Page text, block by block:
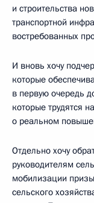
и строительства
транспортной
востребованных
И вновь хочу
которые
в первую очередь
которые трудятся
о реальном
Отдельно хочу
руководителям
мобилизации
сельского